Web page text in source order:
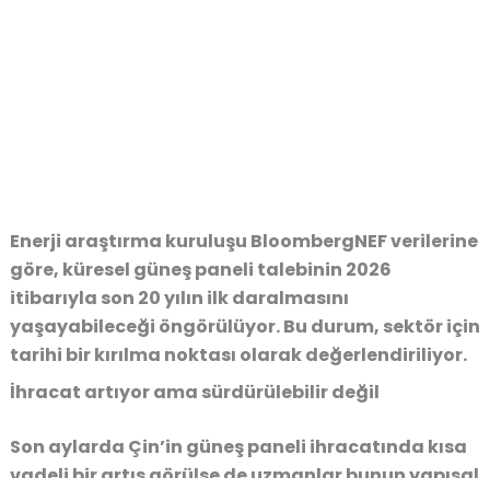
Enerji araştırma kuruluşu BloombergNEF verilerine
göre, küresel güneş paneli talebinin 2026
itibarıyla son 20 yılın ilk daralmasını
yaşayabileceği öngörülüyor. Bu durum, sektör için
tarihi bir kırılma noktası olarak değerlendiriliyor.
İhracat artıyor ama sürdürülebilir değil
Son aylarda Çin’in güneş paneli ihracatında kısa